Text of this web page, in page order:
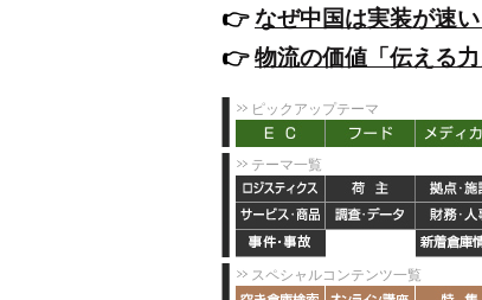
👉️なぜ中国は実装が速
👉️物流の価値「伝える
ピックアップテーマ
テーマ一覧
スペシャルコンテンツ一覧